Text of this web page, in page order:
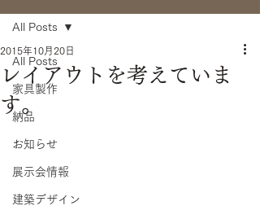
All Posts
家具製作
納品
お知らせ
展示会情報
建築デザイン
All Posts
レイアウトを考えていま
す。
2015年10月20日